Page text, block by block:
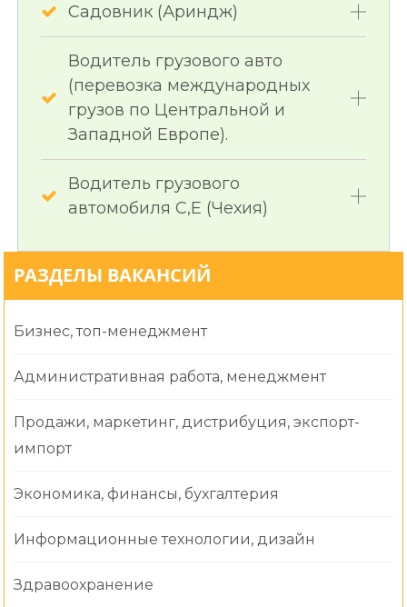
Садовник (Ариндж)
Водитель грузового авто
(перевозка международных
грузов по Центральной и
Западной Европе).
Водитель грузового
автомобиля C,E (Чехия)
РАЗДЕЛЫ ВАКАНСИЙ
Бизнес, топ-менеджмент
Административная работа, менеджмент
Продажи, маркетинг, дистрибуция, экспорт-
импорт
Экономика, финансы, бухгалтерия
Информационные технологии, дизайн
Здравоохранение